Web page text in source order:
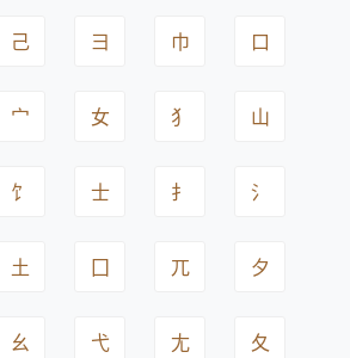
己 彐 巾 口
宀 女 犭 山
饣 士 扌 氵
土 囗 兀 夕
幺 弋 尢 夂